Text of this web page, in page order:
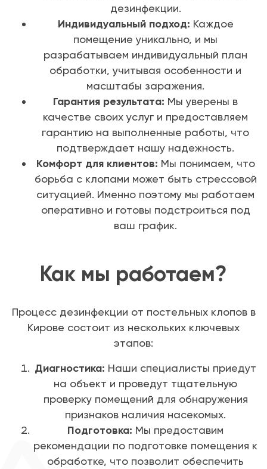
дезинфекции.
Индивидуальный подход: Каждое
помещение уникально, и мы
разрабатываем индивидуальный план
обработки, учитывая особенности и
масштабы заражения.
Гарантия результата: Мы уверены в
качестве своих услуг и предоставляем
гарантию на выполненные работы, что
подтверждает нашу надежность.
Комфорт для клиентов: Мы понимаем, что
борьба с клопами может быть стрессовой
ситуацией. Именно поэтому мы работаем
оперативно и готовы подстроиться под
ваш график.
Как мы работаем?
Процесс дезинфекции от постельных клопов в
Кирове состоит из нескольких ключевых
этапов:
Диагностика: Наши специалисты приедут
на объект и проведут тщательную
проверку помещений для обнаружения
признаков наличия насекомых.
Подготовка: Мы предоставим
рекомендации по подготовке помещения к
обработке, что позволит обеспечить